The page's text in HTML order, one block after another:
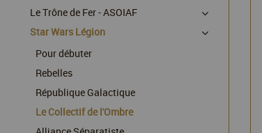
Le Trône de Fer - ASOIAF
Star Wars Légion
Pour débuter
Rebelles
République Galactique
Le Collectif de l'Ombre